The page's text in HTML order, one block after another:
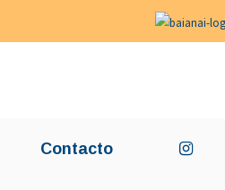
Contacto